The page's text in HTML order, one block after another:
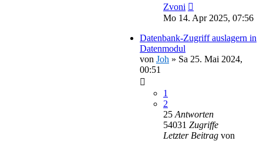
Zvoni
Mo 14. Apr 2025, 07:56
Datenbank-Zugriff auslagern in
Datenmodul
von Joh » Sa 25. Mai 2024,
00:51
1
2
25 Antworten
54031 Zugriffe
Letzter Beitrag von